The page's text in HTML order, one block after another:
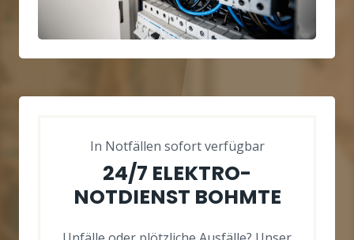
In Notfällen sofort verfügbar
24/7 ELEKTRO-
NOTDIENST BOHMTE